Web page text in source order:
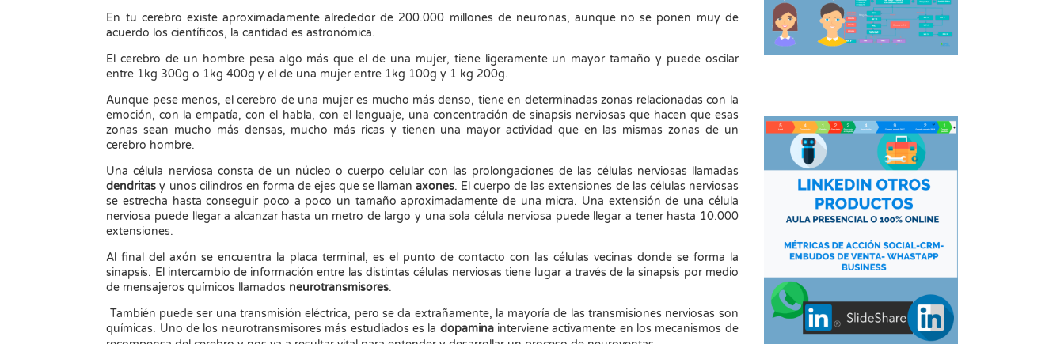
En tu cerebro existe aproximadamente alrededor de 200.000 millones de neuronas, aunque no se ponen muy de
acuerdo los científicos, la cantidad es astronómica.
El cerebro de un hombre pesa algo más que el de una mujer, tiene ligeramente un mayor tamaño y puede oscilar
entre 1kg 300g o 1kg 400g y el de una mujer entre 1kg 100g y 1 kg 200g.
Aunque pese menos, el cerebro de una mujer es mucho más denso, tiene en determinadas zonas relacionadas con la
emoción, con la empatía, con el habla, con el lenguaje, una concentración de sinapsis nerviosas que hacen que esas
zonas sean mucho más densas, mucho más ricas y tienen una mayor actividad que en las mismas zonas de un
cerebro hombre.
Una célula nerviosa consta de un núcleo o cuerpo celular con las prolongaciones de las células nerviosas llamadas
dendritas y unos cilindros en forma de ejes que se llamanaxones. El cuerpo de las extensiones de las células nerviosas
se estrecha hasta conseguir poco a poco un tamaño aproximadamente de una micra. Una extensión de una célula
nerviosa puede llegar a alcanzar hasta un metro de largo y una sola célula nerviosa puede llegar a tener hasta 10.000
extensiones.
Al final del axón se encuentra la placa terminal, es el punto de contacto con las células vecinas donde se forma la
sinapsis. El intercambio de información entre las distintas células nerviosas tiene lugar a través de la sinapsis por medio
de mensajeros químicos llamados neurotransmisores.
También puede ser una transmisión eléctrica, pero se da extrañamente, la mayoría de las transmisiones nerviosas son
químicas. Uno de los neurotransmisores más estudiados es la dopaminainterviene activamente en los mecanismos de